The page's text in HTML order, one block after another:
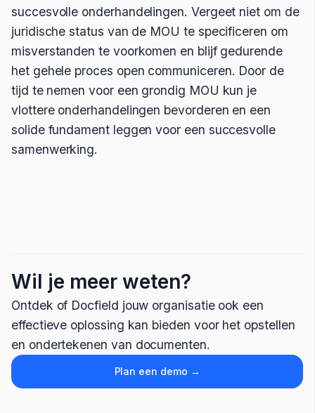
succesvolle onderhandelingen. Vergeet niet om de
juridische status van de MOU te specificeren om
misverstanden te voorkomen en blijf gedurende
het gehele proces open communiceren. Door de
tijd te nemen voor een grondig MOU kun je
vlottere onderhandelingen bevorderen en een
solide fundament leggen voor een succesvolle
samenwerking.
Wil je meer weten?
Ontdek of Docfield jouw organisatie ook een
effectieve oplossing kan bieden voor het opstellen
en ondertekenen van documenten.
Plan een demo →